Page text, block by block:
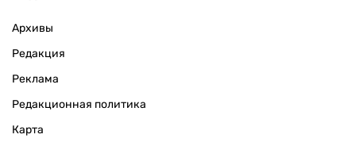
Архивы
Редакция
Реклама
Редакционная политика
Карта